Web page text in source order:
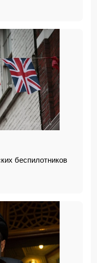
беспилотников